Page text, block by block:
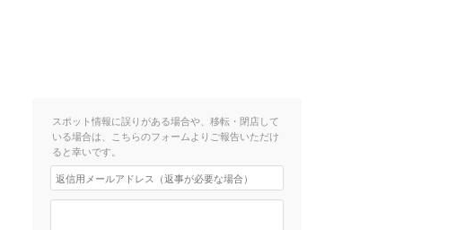
スポット情報に誤りがある場合や、移転・閉店して
いる場合は、こちらのフォームよりご報告いただけ
ると幸いです。